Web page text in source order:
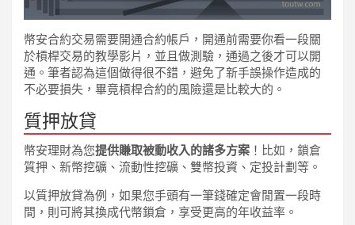
幣安合約交易需要開通合約帳戶，開通前需要你看一段關
於槓桿交易的教學影片，並且做測驗，通過之後才可以開
通。筆者認為這個做得很不錯，避免了新手誤操作造成的
不必要損失，畢竟槓桿合約的風險還是比較大的。
質押放貸
幣安理財為您提供賺取被動收入的諸多方案 ！比如，鎖倉
質押、新幣挖礦、流動性挖礦、雙幣投資、定投計劃等。
以質押放貸為例，如果您手頭有一筆錢確定會閒置一段時
間，則可將其換成代幣鎖倉，享受更高的年收益率。